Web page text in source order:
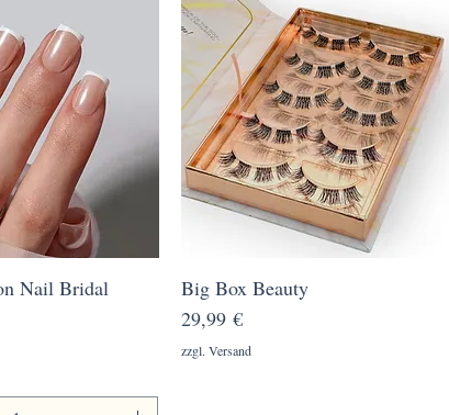
Nail Bridal
Schnellansicht
Big Box Beauty
Preis
29,99 €
zzgl. Versand